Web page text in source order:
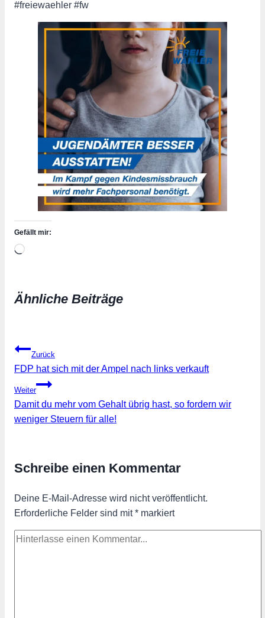
#freiewaehler #fw
Gefällt mir:
Wird
Ähnliche Beiträge
Beitragsnavigation
Zurück
FDP hat sich mit der Ampel nach links verkauft
Weiter
Damit du mehr vom Gehalt übrig hast, so fordern wir
weniger Steuern für alle!
Schreibe einen Kommentar
Deine E-Mail-Adresse wird nicht veröffentlicht.
Erforderliche Felder sind mit* markiert